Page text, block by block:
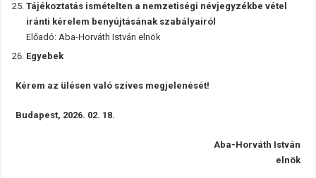
Tájékoztatás ismételten a nemzetiségi névjegyzékbe vétel
iránti kérelem benyújtásának szabályairól
Előadó: Aba-Horváth István elnök
Egyebek
Kérem az ülésen való szíves megjelenését!
Budapest, 2026. 02. 18.
Aba-Horváth István
elnök